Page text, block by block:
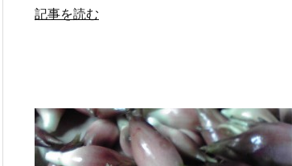
が、もうすぐ白く雪化粧しますのでそれまで
記事を読む